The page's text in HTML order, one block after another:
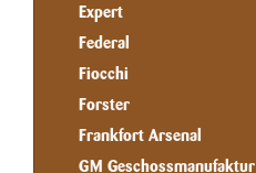
Expert
Federal
Fiocchi
Forster
Frankfort Arsenal
GM Geschossmanufaktur